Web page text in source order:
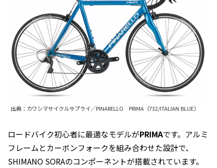
出典：カワシマサイクルサプライ／PINARELLO PRIMA（732/ITALIAN BLUE）
ロードバイク初心者に最適なモデルがPRIMAです。アルミ
フレームとカーボンフォークを組み合わせた設計で、
SHIMANO SORAのコンポーネントが搭載されています。